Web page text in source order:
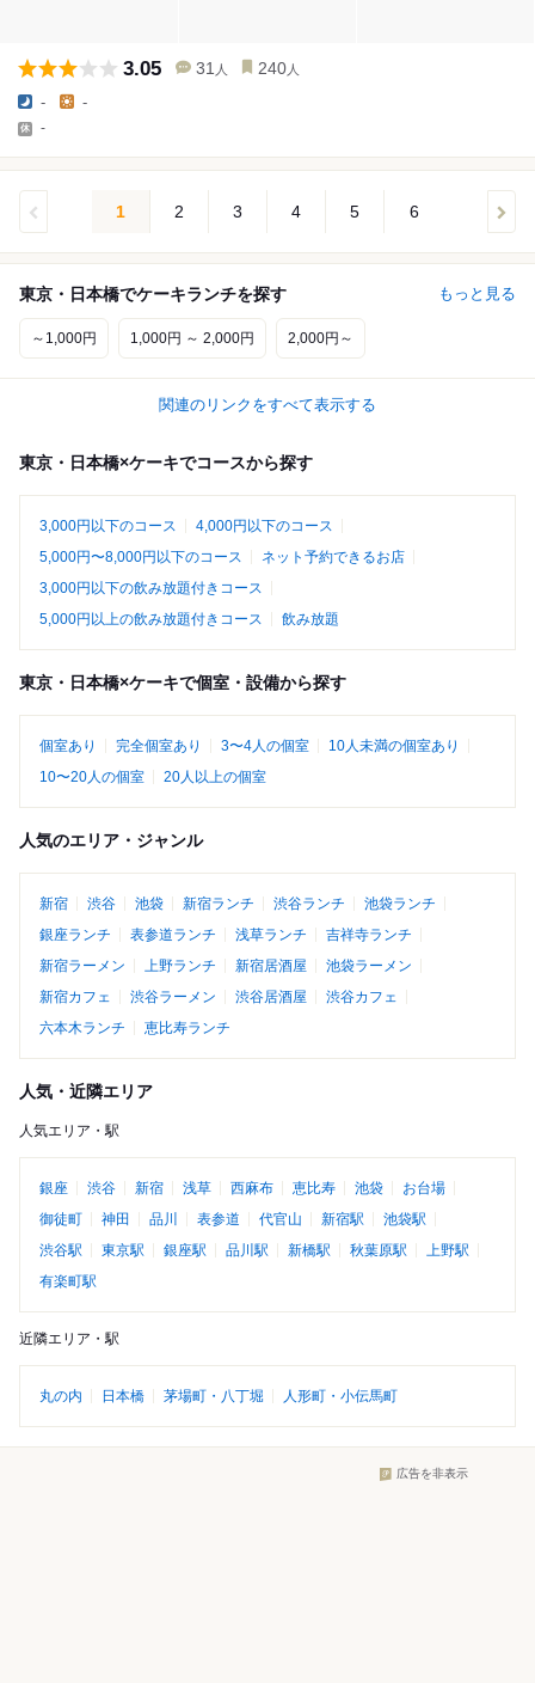
3.05 31 人 240 人
- -
-
1 2 3 4 5 6
東京・日本橋でケーキランチを探す もっと見る
～1,000円 1,000円 ～ 2,000円 2,000円～
関連のリンクをすべて表示する
東京・日本橋×ケーキでコースから探す
3,000円以下のコース
4,000円以下のコース
5,000円〜8,000円以下のコース
ネット予約できるお店
3,000円以下の飲み放題付きコース
5,000円以上の飲み放題付きコース
飲み放題
東京・日本橋×ケーキで個室・設備から探す
個室あり 完全個室あり 3〜4人の個室
10人未満の個室あり
10〜20人の個室
20人以上の個室
人気のエリア・ジャンル
新宿 渋谷 池袋 新宿ランチ 渋谷ランチ
池袋ランチ
銀座ランチ
表参道ランチ 浅草ランチ
吉祥寺ランチ
新宿ラーメン
上野ランチ 新宿居酒屋
池袋ラーメン
新宿カフェ
渋谷ラーメン 渋谷居酒屋
渋谷カフェ
六本木ランチ
恵比寿ランチ
人気・近隣エリア
人気エリア・駅
銀座 渋谷 新宿 浅草 西麻布 恵比寿 池袋
お台場
御徒町
神田 品川 表参道 代官山 新宿駅
池袋駅
渋谷駅
東京駅 銀座駅 品川駅 新橋駅 秋葉原駅
上野駅
有楽町駅
近隣エリア・駅
丸の内 日本橋 茅場町・八丁堀 人形町・小伝馬町
広告を非表示